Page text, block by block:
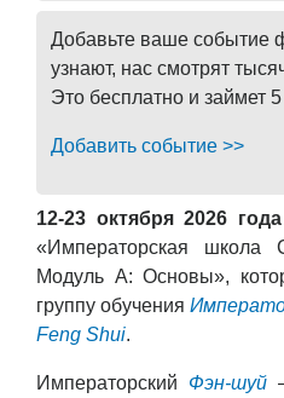
Добавьте ваше событие
узнают, нас смотрят
Это бесплатно и займет 5
Добавить событие >>
12-23 октября 2026 года
«Императорская
Модуль А: Основы»,
группу обучения
Feng Shui.
Императорский Фэн-шуй